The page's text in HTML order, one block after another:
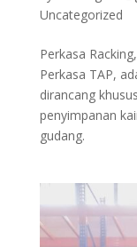
Uncategorized
Perkasa
Perkasa TAP,
dirancang
penyimpanan
gudang.